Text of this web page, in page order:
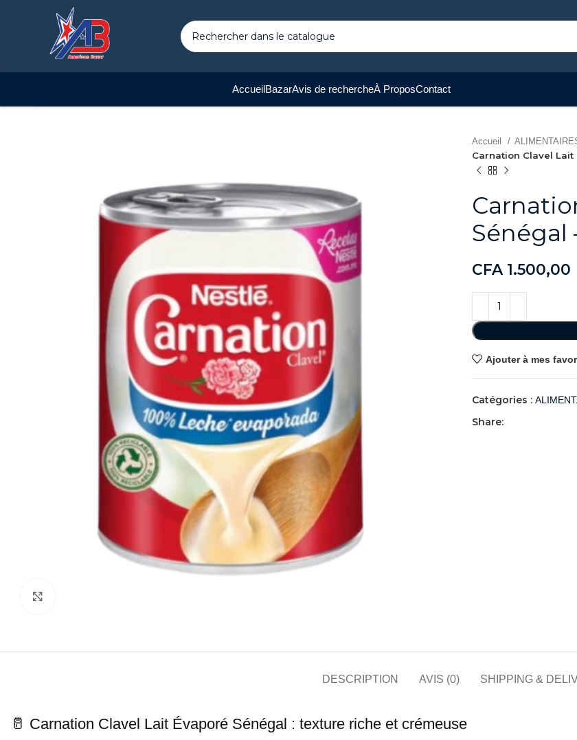
AccueilBazarAvis de rechercheÀ ProposContact
Accueil
Carnation Clavel Lait
Sénégal
CFA 1.500,00
Ajouter à mes
Catégories :
Share:
DESCRIPTION AVIS (0) SHIPPING &
🥛 Carnation Clavel Lait Évaporé Sénégal : texture riche et crémeuse